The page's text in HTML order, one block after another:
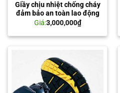
Giầy chịu nhiệt chống cháy
đảm bảo an toàn lao động
Giá:3,000,000₫